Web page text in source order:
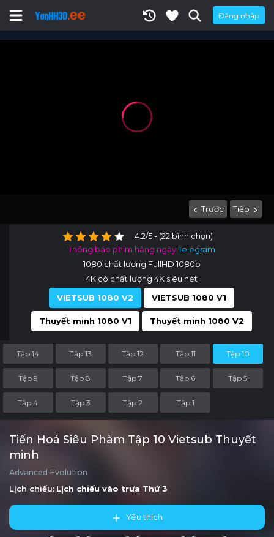
Đăng nhập
Trước Tiếp
4.2/5 - (22 bình chọn)
Thông báo phim hằng ngàyTelegram
1080 chất lượng FullHD 1080p
4K có chất lượng 4K siêu nét
VIETSUB 1080 V2
VIETSUB 1080 V1
Thuyết minh 1080 V1 Thuyết minh 1080 V2
Tập 14 Tập 13 Tập 12 Tập 11 Tập 10
Tập 9 Tập 8 Tập 7 Tập 6 Tập 5
Tập 4 Tập 3 Tập 2 Tập 1
Tiến Hoá Siêu Phàm Tập 10 Vietsub Thuyết
minh
Advanced Evolution
Lịch chiếu: Lịch chiếu vào trưa Thứ 3
Yêu thích